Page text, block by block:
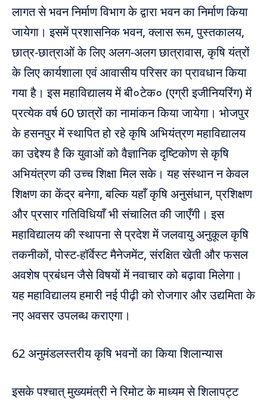
लागत से भवन निर्माण विभाग के द्वारा भवन का निर्माण किया
जायेगा। इसमें प्रशासनिक भवन, क्लास रूम, पुस्तकालय,
छात्र-छात्राओं के लिए अलग-अलग छात्रावास, कृषि यंत्रों
के लिए कार्यशाला एवं आवासीय परिसर का प्रावधान किया
गया है। इस महाविद्यालय में बी०टेक० (एग्री इजीनियरिंग) में
प्रत्येक वर्ष 60 छात्रों का नामांकन किया जायेगा। भोजपुर
के हसनपुर में स्थापित हो रहे कृषि अभियंत्रण महाविद्यालय
का उद्देश्य है कि युवाओं को वैज्ञानिक दृष्टिकोण से कृषि
अभियंत्रण की उच्च शिक्षा मिल सके। यह संस्थान न केवल
शिक्षण का केंद्र बनेगा, बल्कि यहाँ कृषि अनुसंधान, प्रशिक्षण
और प्रसार गतिविधियाँ भी संचालित की जाएँगी। इस
महाविद्यालय की स्थापना से प्रदेश में जलवायु अनुकूल कृषि
तकनीकों, पोस्ट-हॉर्वेस्ट मैनेजमेंट, संरक्षित खेती और फसल
अवशेष प्रबंधन जैसे विषयों में नवाचार को बढ़ावा मिलेगा।
यह महाविद्यालय हमारी नई पीढ़ी को रोजगार और उद्यमिता के
नए अवसर उपलब्ध कराएगा।
62 अनुमंडलस्तरीय कृषि भवनों का किया शिलान्यास
इसके पश्चात् मुख्यमंत्री ने रिमोट के माध्यम से शिलापट्ट